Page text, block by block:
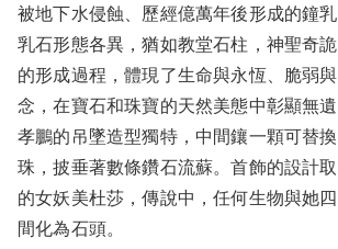
被地下水侵蝕、歷經億萬年後形成的鐘
乳石形態各異，猶如教堂石柱，神聖奇
的形成過程，體現了生命與永恆、脆弱
念，在寶石和珠寶的天然美態中彰顯無
孝鵬的吊墜造型獨特，中間鑲一顆可替
珠，披垂著數條鑽石流蘇。首飾的設計
的女妖美杜莎，傳說中，任何生物與她
間化為石頭。